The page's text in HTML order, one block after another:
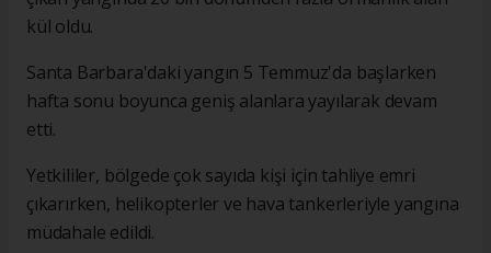
kül oldu.
Santa Barbara'daki yangın 5 Temmuz'da başlarken
hafta sonu boyunca geniş alanlara yayılarak devam
etti.
Yetkililer, bölgede çok sayıda kişi için tahliye emri
çıkarırken, helikopterler ve hava tankerleriyle yangına
müdahale edildi.